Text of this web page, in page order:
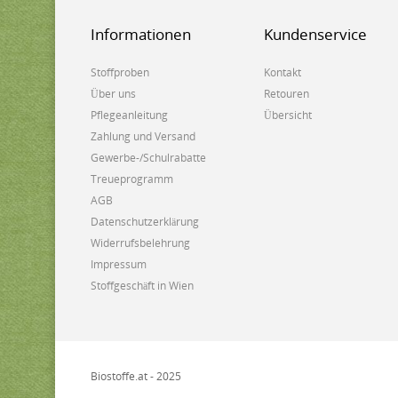
Informationen
Stoffproben
Über uns
Pflegeanleitung
Zahlung und Versand
Gewerbe-/Schulrabatte
Treueprogramm
AGB
Datenschutzerklärung
Widerrufsbelehrung
Impressum
Stoffgeschäft in Wien
Kundenservice
Kontakt
Retouren
Übersicht
Biostoffe.at - 2025